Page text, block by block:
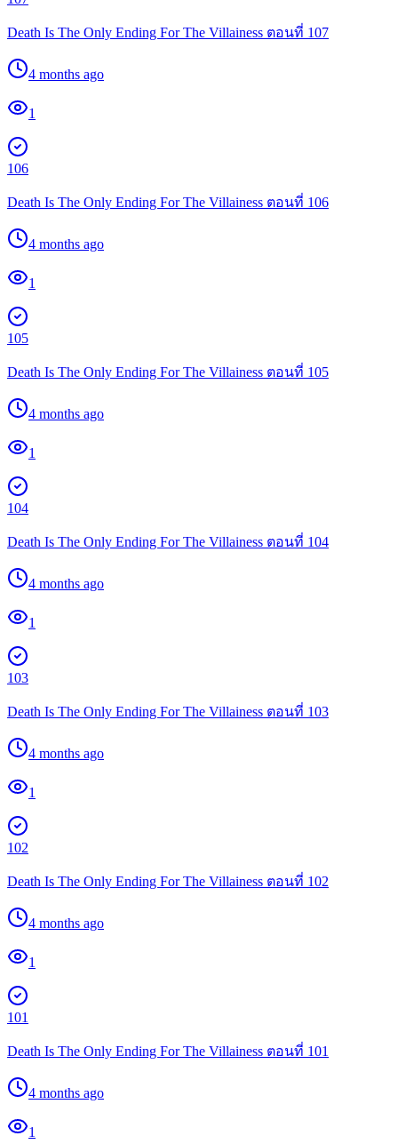
Death Is The Only Ending For The Villainess ตอนที่ 107
4 months ago
1
106
Death Is The Only Ending For The Villainess ตอนที่ 106
4 months ago
1
105
Death Is The Only Ending For The Villainess ตอนที่ 105
4 months ago
1
104
Death Is The Only Ending For The Villainess ตอนที่ 104
4 months ago
1
103
Death Is The Only Ending For The Villainess ตอนที่ 103
4 months ago
1
102
Death Is The Only Ending For The Villainess ตอนที่ 102
4 months ago
1
101
Death Is The Only Ending For The Villainess ตอนที่ 101
4 months ago
1